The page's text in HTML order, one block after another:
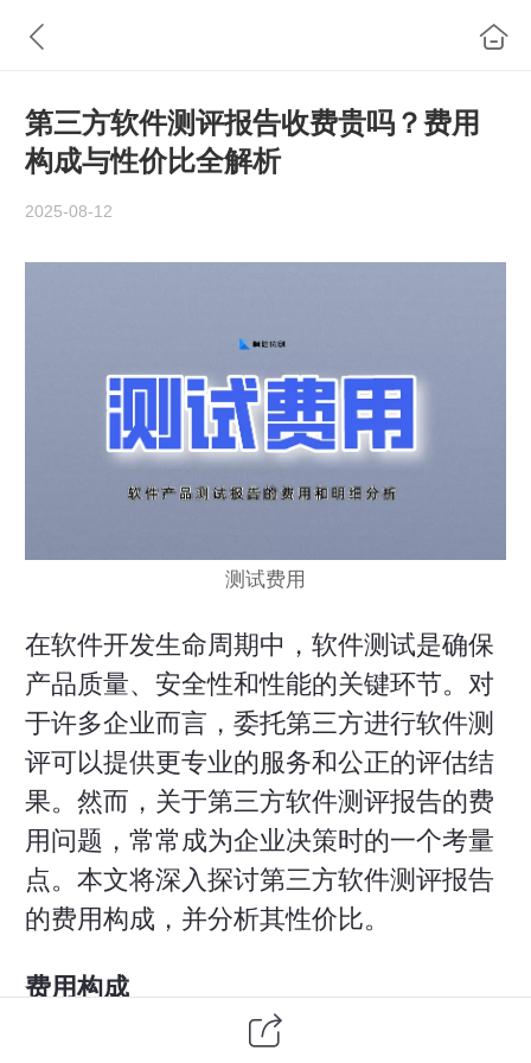
第三方软件测评报告收费贵吗？费用
构成与性价比全解析
2025-08-12
测试费用
在软件开发生命周期中， 软件测试是确保
产品质量、安全性和性能的关键环节。对
于许多企业而言，委托第三方进行软件测
评可以提供更专业的服务和公正的评估结
果。然而，关于第三方软件测评报告的费
用问题，常常成为企业决策时的一个考量
点。本文将深入探讨第三方软件测评报告
的费用构成，并分析其性价比。
费用构成